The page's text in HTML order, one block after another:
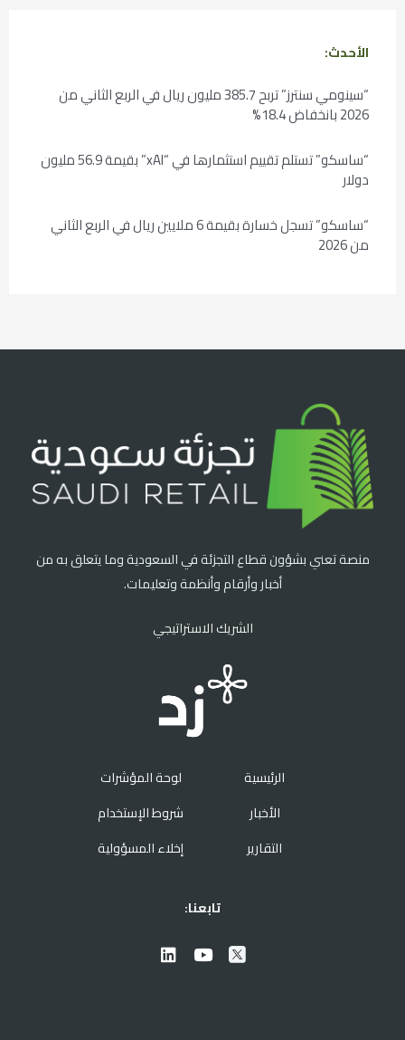
الأحدث:
“سينومي سنترز” تربح 385.7 مليون ريال في الربع الثاني من
2026 بانخفاض 18.4%
“ساسكو” تستلم تقييم استثمارها في “xAI” بقيمة 56.9 مليون
دولار
“ساسكو” تسجل خسارة بقيمة 6 ملايين ريال في الربع الثاني
من 2026
منصة تعني بشؤون قطاع التجزئة في السعودية وما يتعلق به من
أخبار وأرقام وأنظمة وتعليمات.
الشريك الاستراتيجي
الرئيسية
الأخبار
التقارير
لوحة المؤشرات
شروط الإستخدام
إخلاء المسؤولية
تابعنا: